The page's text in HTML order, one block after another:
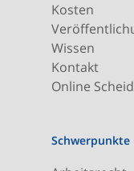
Kosten
Wissen
Kontakt
Online
Schwerpunkte